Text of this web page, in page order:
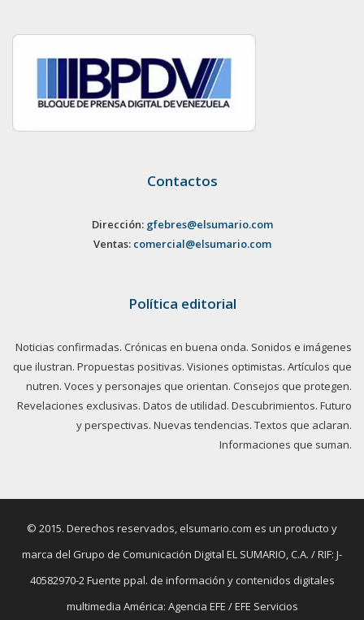
Contactos
Dirección: gfebres@elsumario.com
Ventas: comercial@elsumario.com
Política editorial
Noticias confirmadas. Crónicas en buena onda. Sonidos e imágenes
que ilustran. Propuestas positivas. Visiones optimistas. Artículos que
nutren. Voces y personajes que orientan. Consejos que protegen.
Revelaciones exclusivas. Datos de utilidad. Descubrimientos. Futuro
y perspectivas. Nuevas tendencias. Textos que aclaran.
Informaciones que suman.
© 2015. Derechos reservados, elsumario.com es un producto y
marca del Grupo de Comunicación Digital EL SUMARIO, C.A. / RIF: J-
40582970-2 Fuente ppal. de información y contenidos digitales
multimedia América: Agencia EFE / EFE Servicios